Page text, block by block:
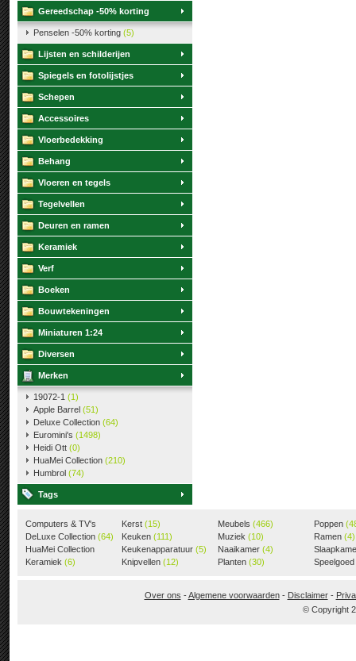
Gereedschap -50% korting
Penselen -50% korting (5)
Lijsten en schilderijen
Spiegels en fotolijstjes
Schepen
Accessoires
Vloerbedekking
Behang
Vloeren en tegels
Tegelvellen
Deuren en ramen
Keramiek
Verf
Boeken
Bouwtekeningen
Miniaturen 1:24
Diversen
Merken
19072-1 (1)
Apple Barrel (51)
Deluxe Collection (64)
Euromini's (1498)
Heidi Ott (0)
HuaMei Collection (210)
Humbrol (74)
Tags
Computers & TV's
(18)
DeLuxe Collection (64)
HuaMei Collection
(205)
Keramiek (6)
Kerst (15)
Keuken (111)
Keukenapparatuur (5)
Knipvellen (12)
Meubels (466)
Muziek (10)
Naaikamer (4)
Planten (30)
Poppen
Ramen (4)
Speelgoed
Over ons -Algemene voorwaarden- Disclaimer-
© Copyright